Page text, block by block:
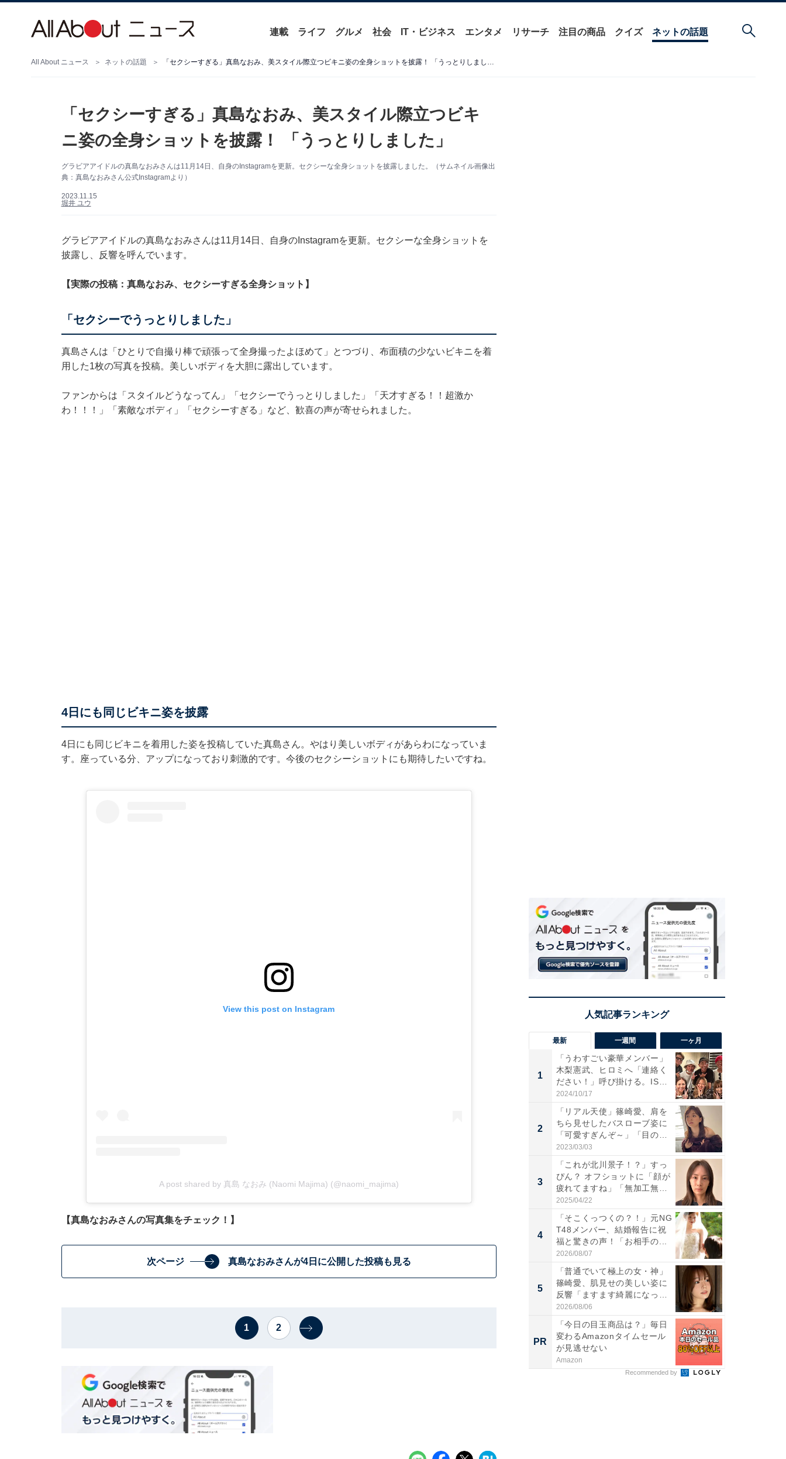
連載 ライフ グルメ 社会 IT・ビジネス エンタメ リサーチ 注目の商品 クイズ ネットの話題
All About ニュース ネットの話題 「セクシーすぎる」真島なおみ、美スタイル際立つビキニ姿の全身ショットを披露！ 「うっとりしました」
「セクシーすぎる」真島なおみ、美スタイル際立つビキ
ニ姿の全身ショットを披露！ 「うっとりしました」
グラビアアイドルの真島なおみさんは11月14日、自身のInstagramを更新。セクシーな全身ショットを披露しました。（サムネイル画像出
典：真島なおみさん公式Instagramより）
2023.11.15
堀井 ユウ
グラビアアイドルの真島なおみさんは11月14日、自身のInstagramを更新。セクシーな全身ショットを
披露し、反響を呼んでいます。
【実際の投稿：真島なおみ、セクシーすぎる全身ショット】
「セクシーでうっとりしました」
真島さんは「ひとりで自撮り棒で頑張って全身撮ったよほめて」とつづり、布面積の少ないビキニを着
用した1枚の写真を投稿。美しいボディを大胆に露出しています。
ファンからは「スタイルどうなってん」「セクシーでうっとりしました」「天才すぎる！！超激か
わ！！！」「素敵なボディ」「セクシーすぎる」など、歓喜の声が寄せられました。
4日にも同じビキニ姿を披露
4日にも 同じビキニを着用した姿を投稿していた真島さん。やはり美しいボディがあらわになっていま
す。座っている分、アップになっており刺激的です。今後のセクシーショットにも期待したいですね。
View this post on Instagram
A post shared by 真島 なおみ (Naomi Majima) (@naomi_majima)
【真島なおみさんの写真集をチェック！】
次ページ 真島なおみさんが4日に公開した投稿も見る
1 2
最新 一週間 一ヶ月
1
「うわすごい豪華メンバー」
木梨憲武、ヒロミへ「連絡く
ださい！」呼び掛ける。IS
S...
2024/10/17
2
「リアル天使」篠崎愛、肩を
ちら見せしたバスローブ姿に
「可愛すぎんぞ～」「目の表
情...
2023/03/03
3
「これが北川景子！？」すっ
ぴん？ オフショットに「顔が
疲れてますね」「無加工無
表...
2025/04/22
4
「そこくっつくの？！」元NG
T48メンバー、結婚報告に祝
福と驚きの声！「お相手の...
2026/08/07
5
「普通でいて極上の女・神」
篠崎愛、肌見せの美しい姿に
反響「ますます綺麗になって
い...
2026/08/06
PR
「今日の目玉商品は？」毎日
変わるAmazonタイムセール
が見逃せない
Amazon
Recommended by